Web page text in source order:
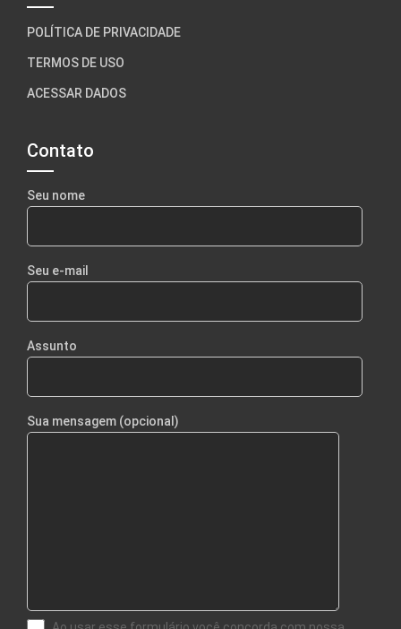
POLÍTICA DE PRIVACIDADE
TERMOS DE USO
ACESSAR DADOS
Contato
Seu nome
Seu e-mail
Assunto
Sua mensagem (opcional)